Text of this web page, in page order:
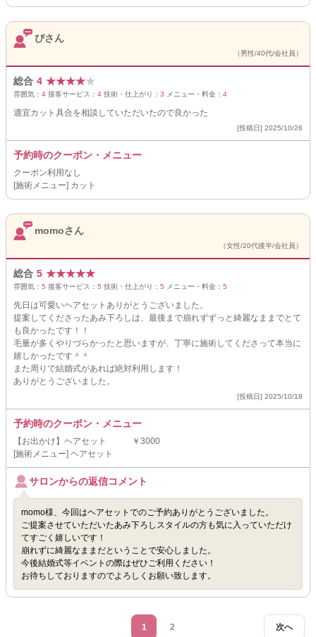
ぴさん
（男性/40代/会社員）
総合 4 ★★★★★
雰囲気： 4 接客サービス： 4 技術・仕上がり： 3 メニュー・料金： 4
適宜カット具合を相談していただいたので良かった
[投稿日] 2025/10/26
予約時のクーポン・メニュー
クーポン利用なし
[施術メニュー] カット
momoさん
（女性/20代後半/会社員）
総合 5 ★★★★★
雰囲気： 5 接客サービス： 5 技術・仕上がり： 5 メニュー・料金： 5
先日は可愛いヘアセットありがとうございました。
提案してくださったあみ下ろしは、最後まで崩れずずっと綺麗なままでとて
も良かったです！！
毛量が多くやりづらかったと思いますが、丁寧に施術してくださって本当に
嬉しかったです＾＾
また周りで結婚式があれば絶対利用します！
ありがとうございました。
[投稿日] 2025/10/18
予約時のクーポン・メニュー
【お出かけ】ヘアセット ￥3000
[施術メニュー] ヘアセット
サロンからの返信コメント
momo様、今回はヘアセットでのご予約ありがとうございました。
ご提案させていただいたあみ下ろしスタイルの方も気に入っていただけ
てすごく嬉しいです！
崩れずに綺麗なままだということで安心しました。
今後結婚式等イベントの際はぜひご利用ください！
お待ちしておりますのでよろしくお願い致します。
次へ
1 2